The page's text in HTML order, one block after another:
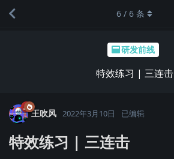
研发前线
特效练习 | 三连击
6 / 6 条
王吹风 2022年3月10日 已编辑
特效练习 | 三连击